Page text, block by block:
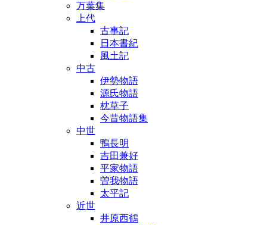
万葉集
上代
古事記
日本書紀
風土記
中古
伊勢物語
源氏物語
枕草子
今昔物語集
中世
鴨長明
吉田兼好
平家物語
曽我物語
太平記
近世
井原西鶴